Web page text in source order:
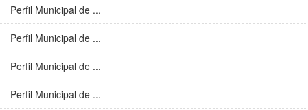
Perfil Municipal de ...
Perfil Municipal de ...
Perfil Municipal de ...
Perfil Municipal de ...